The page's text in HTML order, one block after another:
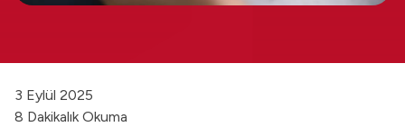
3 Eylül 2025
8 Dakikalık Okuma